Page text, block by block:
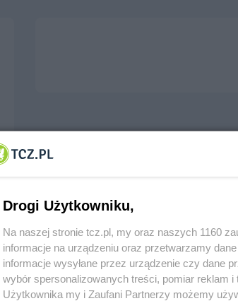
Drogi Użytkowniku,
Na naszej stronie tcz.pl, my oraz naszych 1160
informacje na urządzeniu oraz przetwarzamy
informacje wysyłane przez urządzenie czy dane
wybór spersonalizowanych treści, pomiar reklam i
Użytkownika my i Zaufani Partnerzy możemy